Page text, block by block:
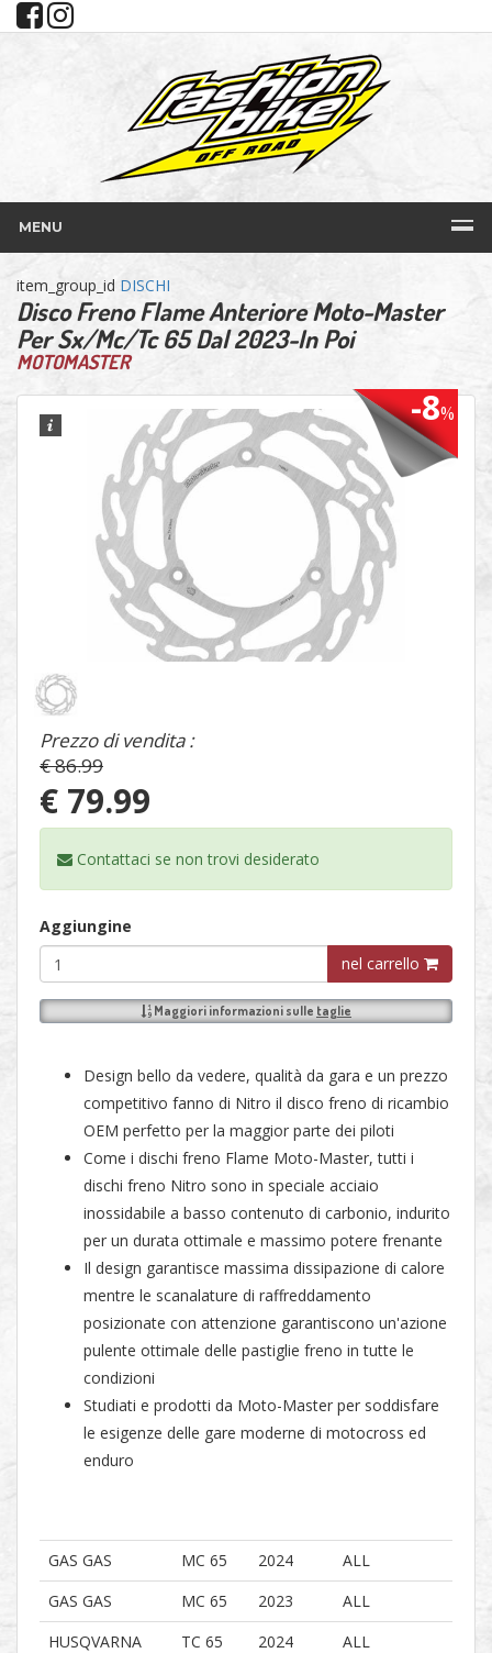
MENU
item_group_id DISCHI
Disco Freno Flame Anteriore Moto-Master
Per Sx/Mc/Tc 65 Dal 2023-In Poi
MOTOMASTER
-8%
Prezzo di vendita :
€ 86.99
€ 79.99
Contattaci se non trovi desiderato
Aggiungine
nel carrello
Maggiori informazioni sulle taglie
Design bello da vedere, qualità da gara e un prezzo
competitivo fanno di Nitro il disco freno di ricambio
OEM perfetto per la maggior parte dei piloti
Come i dischi freno Flame Moto-Master, tutti i
dischi freno Nitro sono in speciale acciaio
inossidabile a basso contenuto di carbonio, indurito
per un durata ottimale e massimo potere frenante
Il design garantisce massima dissipazione di calore
mentre le scanalature di raffreddamento
posizionate con attenzione garantiscono un'azione
pulente ottimale delle pastiglie freno in tutte le
condizioni
Studiati e prodotti da Moto-Master per soddisfare
le esigenze delle gare moderne di motocross ed
enduro
GAS GAS MC 65 2024
ALL
GAS GAS
MC 65 2023
ALL
HUSQVARNA
TC 65 2024
ALL